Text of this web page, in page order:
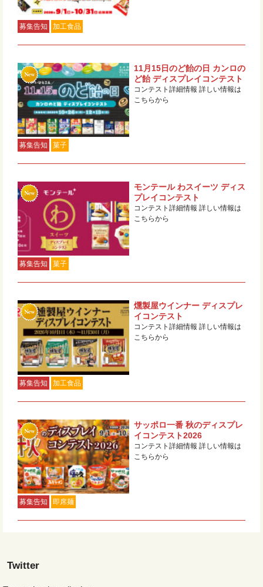
募集告知 加工食品
募集告知 菓子
11月15日のど飴の日 カンロの
ど飴 ディスプレイコンテスト
コンテスト詳細情報 詳しい情報は
こちらから
募集告知 菓子
モンテール わスイーツ ディス
プレイコンテスト
コンテスト詳細情報 詳しい情報は
こちらから
募集告知 加工食品
燻製屋ウインナー ディスプレ
イコンテスト
コンテスト詳細情報 詳しい情報は
こちらから
募集告知 即席麺
サッポロ一番 秋のディスプレ
イコンテスト2026
コンテスト詳細情報 詳しい情報は
こちらから
Twitter